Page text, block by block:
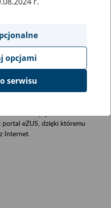
ZUS eZUS
eZUS, dzięki któremu
Internet.
opcjami
serwisu